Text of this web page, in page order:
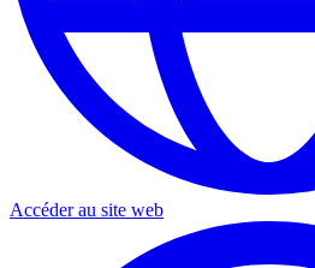
Accéder au site web